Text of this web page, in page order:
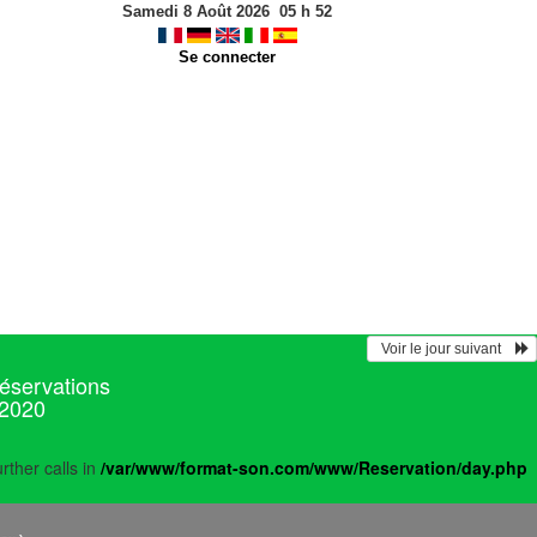
Samedi 8 Août 2026 05 h 52
Se connecter
  Voir le jour suivant
calls in /var/www/format-son.com/www/Reservation/day.php